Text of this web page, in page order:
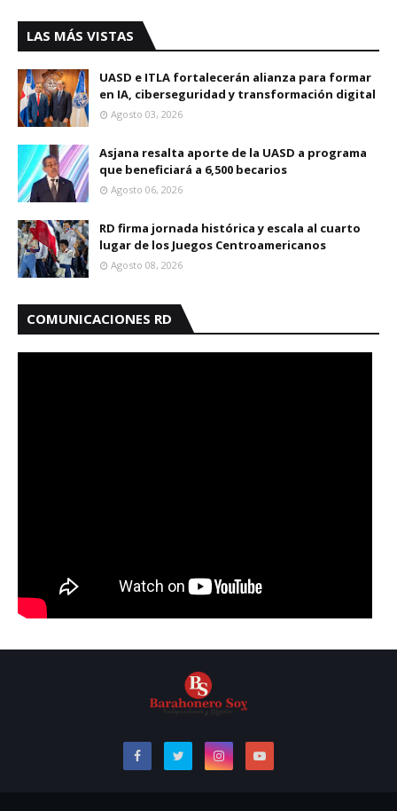
LAS MÁS VISTAS
UASD e ITLA fortalecerán alianza para formar
en IA, ciberseguridad y transformación digital
Agosto 03, 2026
Asjana resalta aporte de la UASD a programa
que beneficiará a 6,500 becarios
Agosto 06, 2026
RD firma jornada histórica y escala al cuarto
lugar de los Juegos Centroamericanos
Agosto 08, 2026
COMUNICACIONES RD